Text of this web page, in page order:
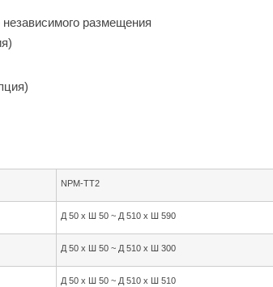
размещения
NPM-TT2
Д 50 x Ш 50 ~ Д 510 x Ш 590
Д 50 x Ш 50 ~ Д 510 x Ш 300
Д 50 x Ш 50 ~ Д 510 x Ш 510